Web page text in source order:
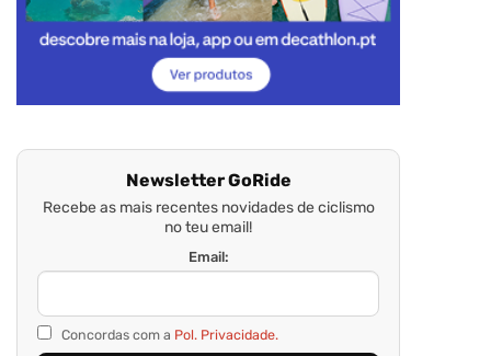
Newsletter GoRide
Recebe as mais recentes novidades de ciclismo
no teu email!
Email:
Concordas com a Pol. Privacidade.